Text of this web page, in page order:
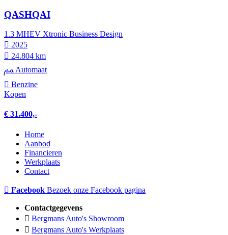
QASHQAI
1.3 MHEV Xtronic Business Design
2025
24.804 km
Automaat
Benzine
Kopen
€ 31.400,-
Home
Aanbod
Financieren
Werkplaats
Contact
Facebook Bezoek onze Facebook pagina
Contactgegevens
Bergmans Auto's Showroom
Bergmans Auto's Werkplaats